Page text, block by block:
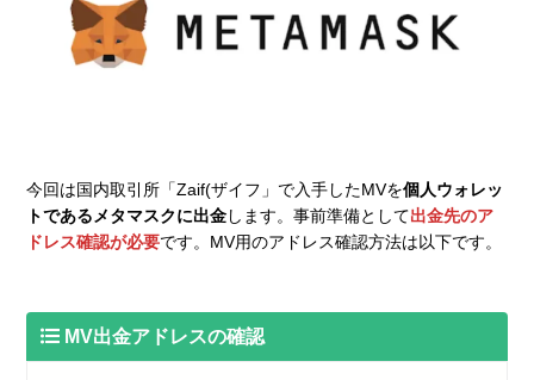
今回は国内取引所「Zaif(ザイフ」で入手したMVを個人ウォレッ
トであるメタマスクに出金します。事前準備として出金先のア
ドレス確認が必要です。MV用のアドレス確認方法は以下です。
MV出金アドレスの確認